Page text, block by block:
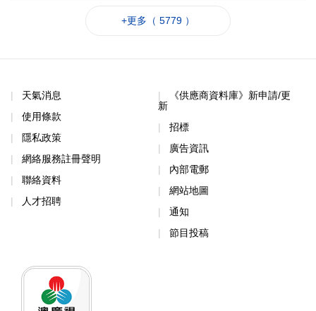
+更多（ 5779 ）
天氣消息
使用條款
隱私政策
網絡服務註冊聲明
聯絡資料
人才招聘
《供應商資料庫》新申請/更
新
招標
廣告資訊
內部電郵
網站地圖
通知
節目投稿